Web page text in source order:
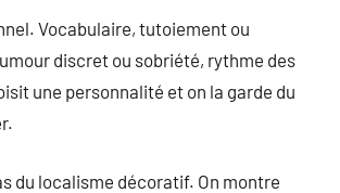
Vocabulaire, tutoiement ou
discret ou sobriété, rythme des
une personnalité et on la garde du
du localisme décoratif. On montre